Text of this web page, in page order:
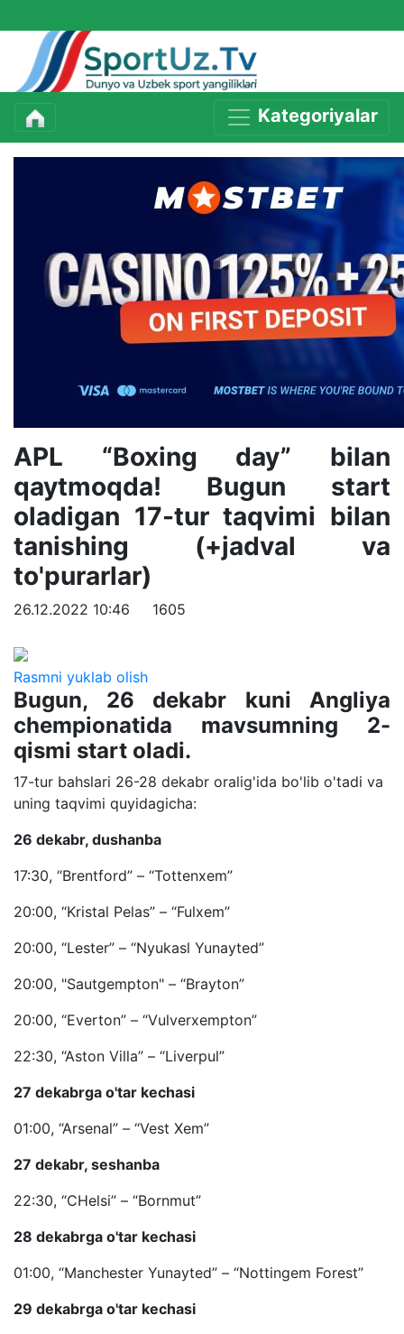
Kategoriyalar
APL “Boxing day” bilan
qaytmoqda! Bugun start
oladigan 17-tur taqvimi bilan
tanishing (+jadval va
to'purarlar)
26.12.2022 10:46 1605
Rasmni yuklab olish
Bugun, 26 dekabr kuni Angliya
chempionatida mavsumning 2-
qismi start oladi.
17-tur bahslari 26-28 dekabr oralig'ida bo'lib o'tadi va
uning taqvimi quyidagicha:
26 dekabr, dushanba
17:30, “Brentford” – “Tottenxem”
20:00, “Kristal Pelas” – “Fulxem”
20:00, “Lester” – “Nyukasl Yunayted”
20:00, "Sautgempton" – “Brayton”
20:00, “Everton” – “Vulverxempton”
22:30, “Aston Villa” – “Liverpul”
27 dekabrga o'tar kechasi
01:00, “Arsenal” – “Vest Xem”
27 dekabr, seshanba
22:30, “CHelsi” – “Bornmut”
28 dekabrga o'tar kechasi
01:00, “Manchester Yunayted” – “Nottingem Forest”
29 dekabrga o'tar kechasi